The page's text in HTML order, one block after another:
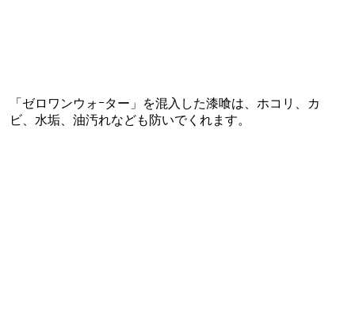
「ゼロワンウォｰター」を混入した漆喰は、ホコリ、カ
ビ、水垢、油汚れなども防いでくれます。